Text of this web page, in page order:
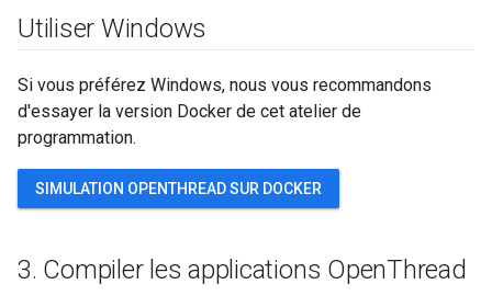
Utiliser Windows
Si vous préférez Windows, nous vous recommandons
d'essayer la version Docker de cet atelier de
programmation.
SIMULATION OPENTHREAD SUR DOCKER
3. Compiler les applications OpenThread